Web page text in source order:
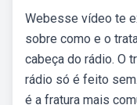
Webesse vídeo te
sobre como e o
cabeça do rádio. O
rádio só é feito
é a fratura mais